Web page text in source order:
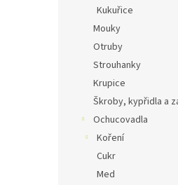
Kukuřice
Mouky
Otruby
Strouhanky
Krupice
Škroby, kypřidla a
Ochucovadla
Koření
Cukr
Med